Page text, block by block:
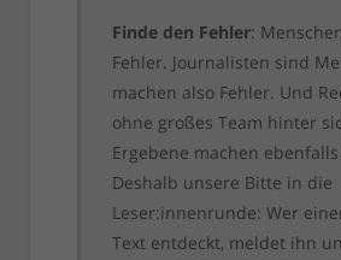
Finde den Fehler:
Fehler. Journalisten sind
machen also Fehler. Und
ohne großes Team hinter
Ergebene machen
Deshalb unsere Bitte in die
Leser:innenrunde: Wer
Text entdeckt, meldet ihn